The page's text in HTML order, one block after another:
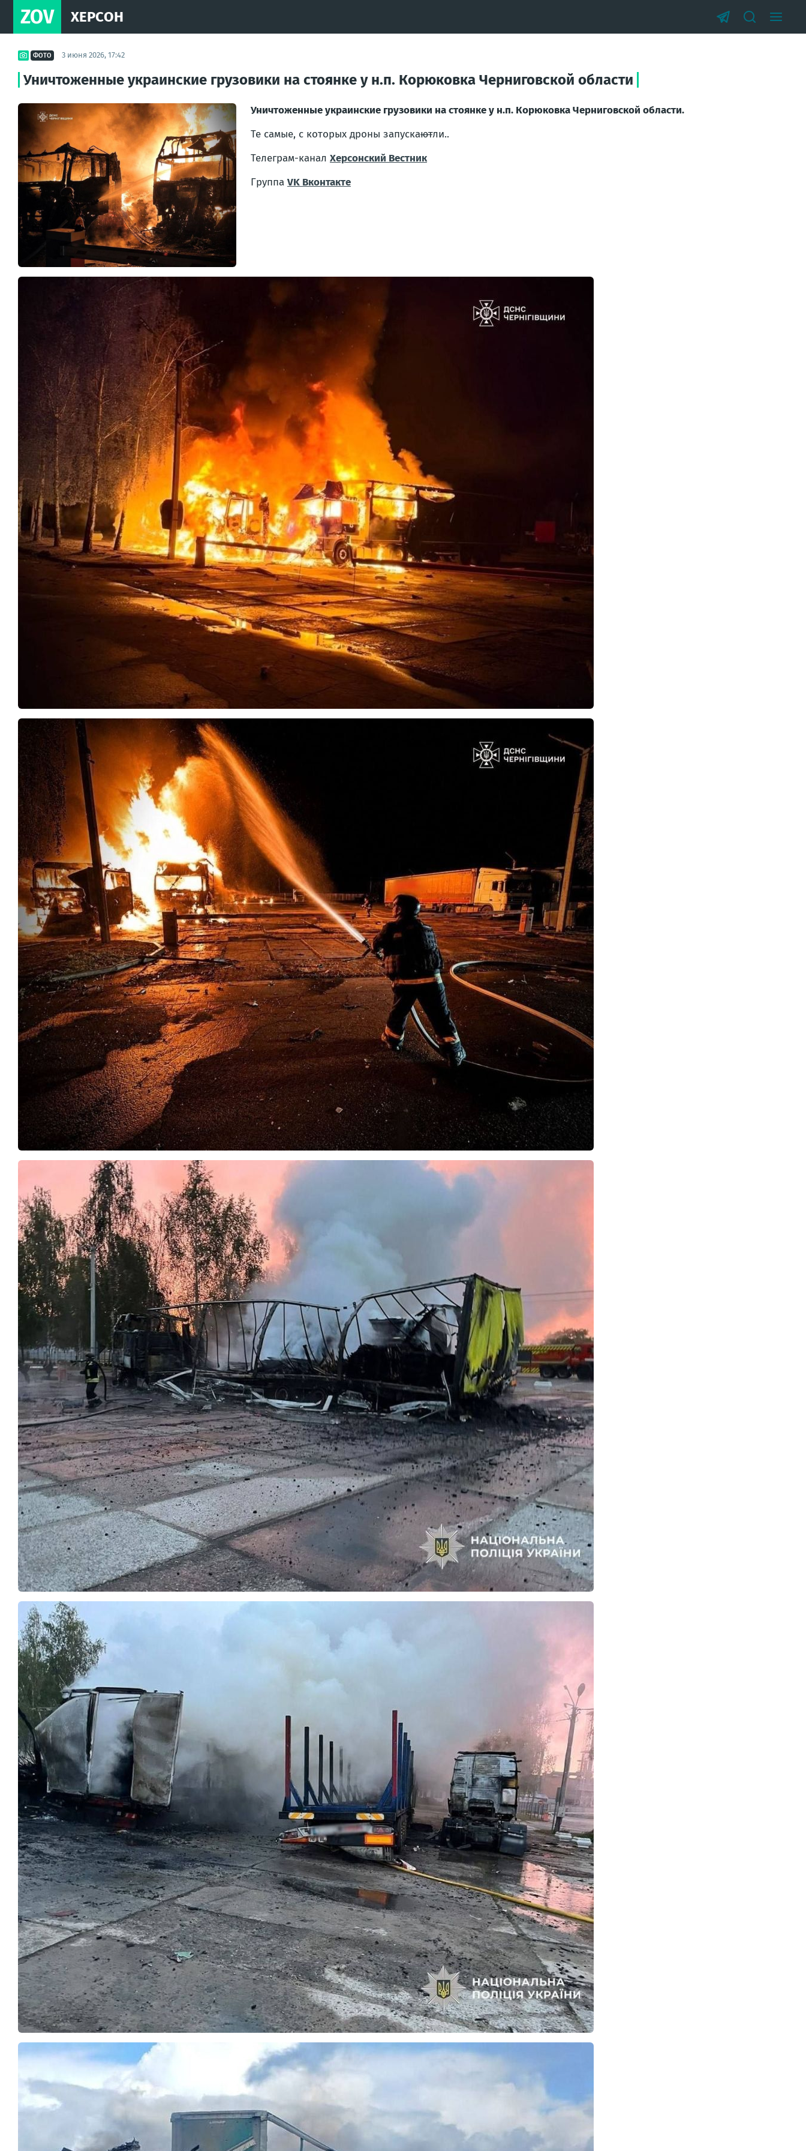
ZOV ХЕРСОН
ФОТО 3 июня 2026, 17:42
Уничтоженные украинские грузовики на стоянке у н.п. Корюковка Черниговской области
Уничтоженные украинские грузовики на стоянке у н.п. Корюковка Черниговской области.
Те самые, с которых дроны запускаютли..
Телеграм-канал Херсонский Вестник
Группа VK Вконтакте